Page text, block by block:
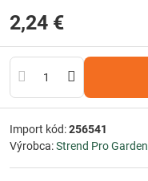
2,24 €
Import kód:256541
Výrobca:Strend Pro Garden